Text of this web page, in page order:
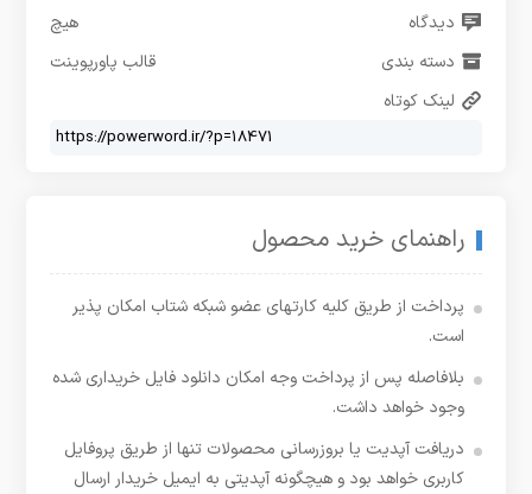
دیدگاه
هیچ
دسته بندی
قالب پاورپوینت
لینک کوتاه
راهنمای خرید محصول
پرداخت از طریق کلیه کارتهای عضو شبکه شتاب امکان پذیر
است.
بلافاصله پس از پرداخت وجه امکان دانلود فایل خریداری شده
وجود خواهد داشت.
دریافت آپدیت یا بروزرسانی محصولات تنها از طریق پروفایل
کاربری خواهد بود و هیچگونه آپدیتی به ایمیل خریدار ارسال